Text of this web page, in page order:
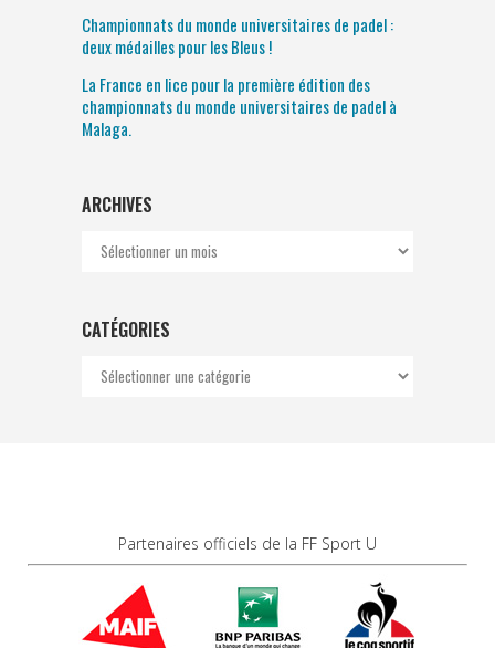
Championnats du monde universitaires de padel :
deux médailles pour les Bleus !
La France en lice pour la première édition des
championnats du monde universitaires de padel à
Malaga.
ARCHIVES
Archives
CATÉGORIES
Catégories
Partenaires officiels de la FF Sport U